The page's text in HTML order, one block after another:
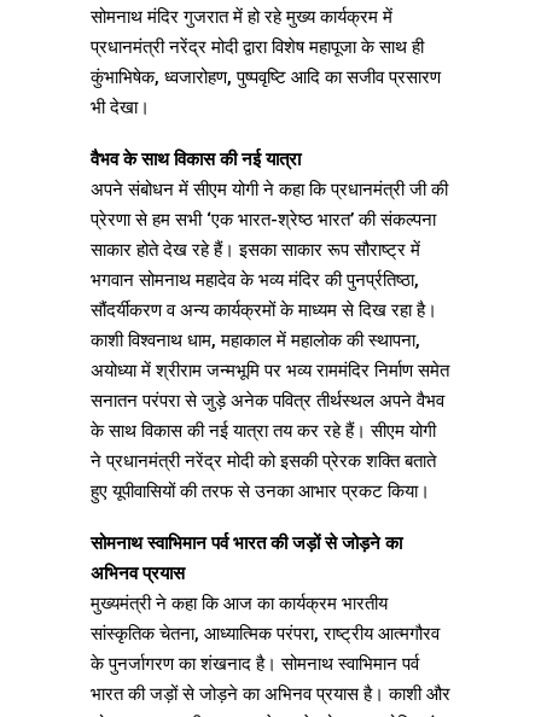
सोमनाथ मंदिर गुजरात में हो रहे मुख्य कार्यक्रम में
प्रधानमंत्री नरेंद्र मोदी द्वारा विशेष महापूजा के साथ ही
कुंभाभिषेक, ध्वजारोहण, पुष्पवृष्टि आदि का सजीव प्रसारण
भी देखा।
वैभव के साथ विकास की नई यात्रा
अपने संबोधन में सीएम योगी ने कहा कि प्रधानमंत्री जी की
प्रेरणा से हम सभी ‘एक भारत-श्रेष्ठ भारत’ की संकल्पना
साकार होते देख रहे हैं। इसका साकार रूप सौराष्ट्र में
भगवान सोमनाथ महादेव के भव्य मंदिर की पुनर्प्रतिष्ठा,
सौंदर्यीकरण व अन्य कार्यक्रमों के माध्यम से दिख रहा है।
काशी विश्वनाथ धाम, महाकाल में महालोक की स्थापना,
अयोध्या में श्रीराम जन्मभूमि पर भव्य राममंदिर निर्माण समेत
सनातन परंपरा से जुड़े अनेक पवित्र तीर्थस्थल अपने वैभव
के साथ विकास की नई यात्रा तय कर रहे हैं। सीएम योगी
ने प्रधानमंत्री नरेंद्र मोदी को इसकी प्रेरक शक्ति बताते
हुए यूपीवासियों की तरफ से उनका आभार प्रकट किया।
सोमनाथ स्वाभिमान पर्व भारत की जड़ों से जोड़ने का
अभिनव प्रयास
मुख्यमंत्री ने कहा कि आज का कार्यक्रम भारतीय
सांस्कृतिक चेतना, आध्यात्मिक परंपरा, राष्ट्रीय आत्मगौरव
के पुनर्जागरण का शंखनाद है। सोमनाथ स्वाभिमान पर्व
भारत की जड़ों से जोड़ने का अभिनव प्रयास है। काशी और